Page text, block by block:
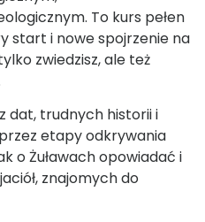
To kurs pełen
start i nowe spojrzenie na
zwiedzisz, ale też
dat, trudnych historii i
etapy odkrywania
o Żuławach opowiadać i
znajomych do